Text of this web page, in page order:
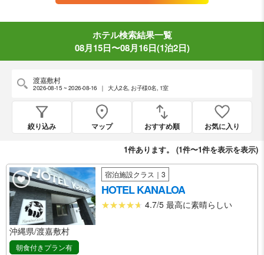
ホテル検索結果一覧
08月15日〜08月16日(1泊2日)
渡嘉敷村
2026-08-15 ~ 2026-08-16 ｜ 大人2名, お子様0名, 1室
絞り込み マップ おすすめ順 お気に入り
1件あります。 (1件〜1件を表示を表示)
宿泊施設クラス｜3
HOTEL KANALOA
4.7/5 最高に素晴らしい
沖縄県/渡嘉敷村
朝食付きプラン有